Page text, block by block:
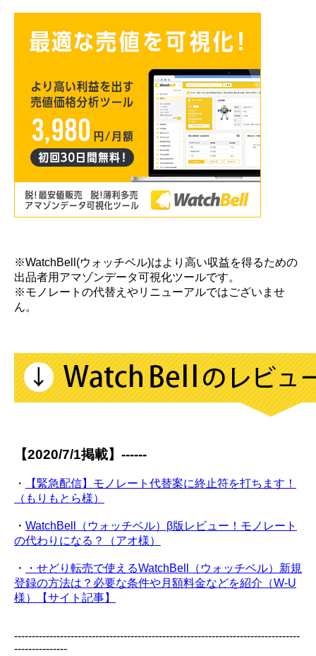
※WatchBell(ウォッチベル)はより高い収益を得るための
出品者用アマゾンデータ可視化ツールです。
※モノレートの代替えやリニューアルではございませ
ん。
【2020/7/1掲載】------
・
【緊急配信】モノレート代替案に終止符を打ちます！
（もりもとら様）
・ WatchBell（ウォッチベル）β版レビュー！モノレート
の代わりになる？（アオ様）
・
・せどり転売で使えるWatchBell（ウォッチベル）新規
登録の方法は？必要な条件や月額料金などを紹介（W-U
様）【サイト記事】
---------------------------------------------------------------------------------
---------------